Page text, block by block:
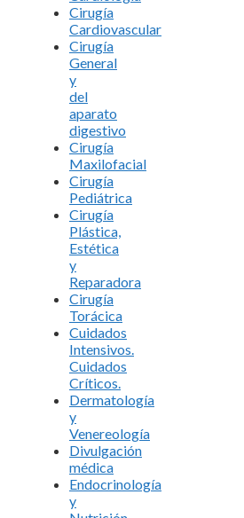
Cirugía
Cardiovascular
Cirugía
General
y
del
aparato
digestivo
Cirugía
Maxilofacial
Cirugía
Pediátrica
Cirugía
Plástica,
Estética
y
Reparadora
Cirugía
Torácica
Cuidados
Intensivos.
Cuidados
Críticos.
Dermatología
y
Venereología
Divulgación
médica
Endocrinología
y